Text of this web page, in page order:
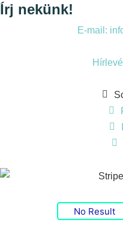
Írj nekünk!
E-mail:
No Result